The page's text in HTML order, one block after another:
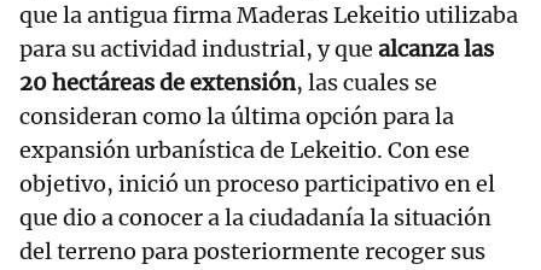
que la antigua firma Maderas Lekeitio utilizaba
para su actividad industrial, y que alcanza las
20 hectáreas de extensión, las cuales se
consideran como la última opción para la
expansión urbanística de Lekeitio. Con ese
objetivo, inició un proceso participativo en el
que dio a conocer a la ciudadanía la situación
del terreno para posteriormente recoger sus